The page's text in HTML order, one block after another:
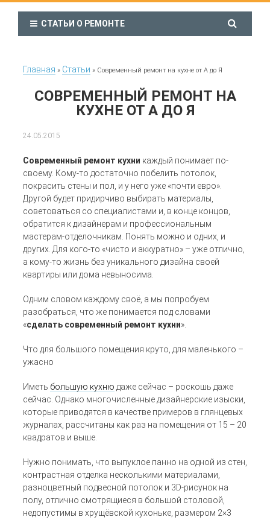
СТАТЬИ О РЕМОНТЕ
Главная » Статьи » Современный ремонт на кухне от А до Я
СОВРЕМЕННЫЙ РЕМОНТ НА
КУХНЕ ОТ А ДО Я
24.05.2015
Современный ремонт кухни каждый понимает по-
своему. Кому-то достаточно побелить потолок,
покрасить стены и пол, и у него уже «почти евро».
Другой будет придирчиво выбирать материалы,
советоваться со специалистами и, в конце концов,
обратится к дизайнерам и профессиональным
мастерам-отделочникам. Понять можно и одних, и
других. Для кого-то «чисто и аккуратно» – уже отлично,
а кому-то жизнь без уникального дизайна своей
квартиры или дома невыносима.
Одним словом каждому своё, а мы попробуем
разобраться, что же понимается под словами
«сделать современный ремонт кухни».
Что для большого помещения круто, для маленького –
ужасно
Иметь большую кухню даже сейчас – роскошь даже
сейчас. Однако многочисленные дизайнерские изыски,
которые приводятся в качестве примеров в глянцевых
журналах, рассчитаны как раз на помещения от 15 – 20
квадратов и выше.
Нужно понимать, что выпуклое панно на одной из стен,
контрастная отделка несколькими материалами,
разноцветный подвесной потолок и 3D-рисунок на
полу, отлично смотрящиеся в большой столовой,
недопустимы в хрущёвской кухоньке, размером 2×3